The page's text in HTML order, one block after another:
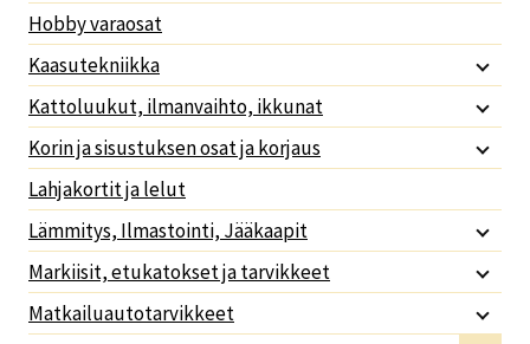
Hobby varaosat
Kaasutekniikka
Kattoluukut, ilmanvaihto, ikkunat
Korin ja sisustuksen osat ja korjaus
Lahjakortit ja lelut
Lämmitys, Ilmastointi, Jääkaapit
Markiisit, etukatokset ja tarvikkeet
Matkailuautotarvikkeet